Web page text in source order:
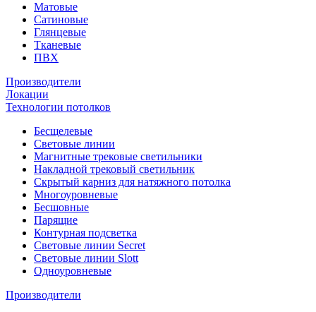
Матовые
Сатиновые
Глянцевые
Тканевые
ПВХ
Производители
Локации
Технологии потолков
Бесщелевые
Световые линии
Магнитные трековые светильники
Накладной трековый светильник
Скрытый карниз для натяжного потолка
Многоуровневые
Бесшовные
Парящие
Контурная подсветка
Световые линии Secret
Световые линии Slott
Одноуровневые
Производители